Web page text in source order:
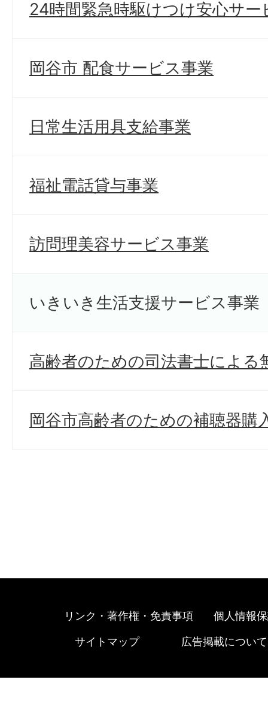
24時間緊急時駆けつけ安心サー
岡谷市 配食サービス事業
日常生活用具支給事業
福祉電話貸与事業
訪問理美容サービス事業
いきいき生活支援サービス事業
高齢者のための司法書士による
岡谷市高齢者のための補聴器購
リンク・著作権・免責事項 個人情報
サイトマップ 広告掲載について